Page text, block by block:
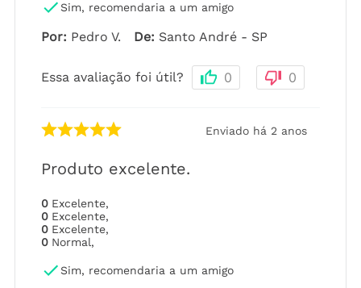
Sim, recomendaria a um amigo
Por: Pedro V. De: Santo André - SP
Essa avaliação foi útil? 0 0
Enviado há 2 anos
Produto excelente.
0 Excelente,
0 Excelente,
0 Excelente,
0 Normal,
Sim, recomendaria a um amigo